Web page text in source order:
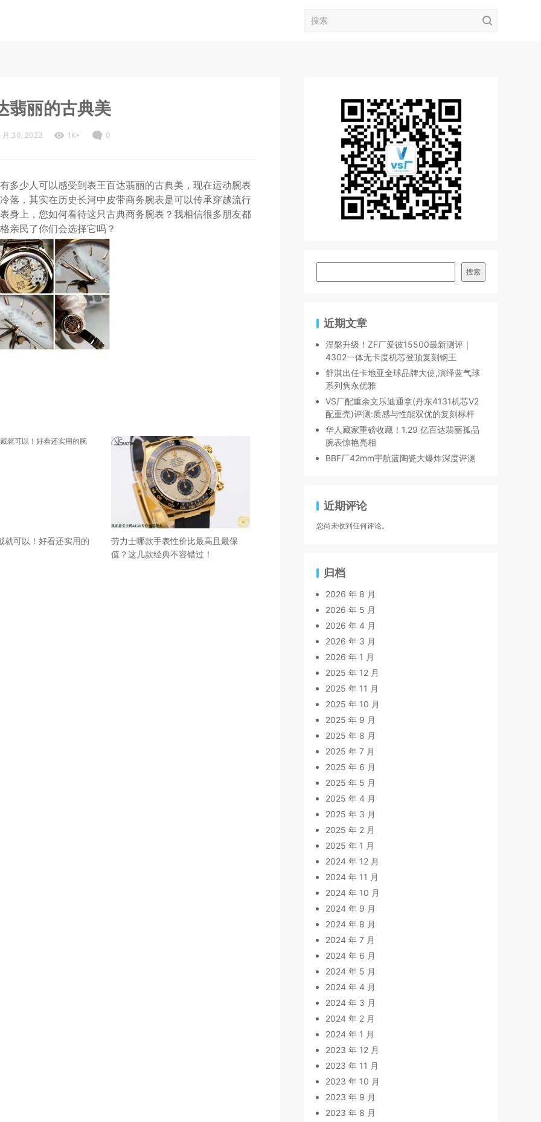
翡丽的古典美
月 30, 2022 1K+ 0
多少人可以感受到表王百达翡丽的古典美，现在运动腕表
落，其实在历史长河中皮带商务腕表是可以传承穿越流行
身上，您如何看待这只古典商务腕表？我相信很多朋友都
亲民了你们会选择它吗？
就可以！好看还实用的
劳力士哪款手表性价比最高且最保
值？这几款经典不容错过！
搜索
近期文章
涅槃升级！ZF厂爱彼15500最新测评｜
4302一体无卡度机芯登顶复刻钢王
舒淇出任卡地亚全球品牌大使,演绎蓝气球
系列隽永优雅
VS厂配重余文乐迪通拿(丹东4131机芯V2
配重壳)评测:质感与性能双优的复刻标杆
华人藏家重磅收藏！1.29 亿百达翡丽孤品
腕表惊艳亮相
BBF厂42mm宇航蓝陶瓷大爆炸深度评测
近期评论
您尚未收到任何评论。
归档
2026 年 8 月
2026 年 5 月
2026 年 4 月
2026 年 3 月
2026 年 1 月
2025 年 12 月
2025 年 11 月
2025 年 10 月
2025 年 9 月
2025 年 8 月
2025 年 7 月
2025 年 6 月
2025 年 5 月
2025 年 4 月
2025 年 3 月
2025 年 2 月
2025 年 1 月
2024 年 12 月
2024 年 11 月
2024 年 10 月
2024 年 9 月
2024 年 8 月
2024 年 7 月
2024 年 6 月
2024 年 5 月
2024 年 4 月
2024 年 3 月
2024 年 2 月
2024 年 1 月
2023 年 12 月
2023 年 11 月
2023 年 10 月
2023 年 9 月
2023 年 8 月